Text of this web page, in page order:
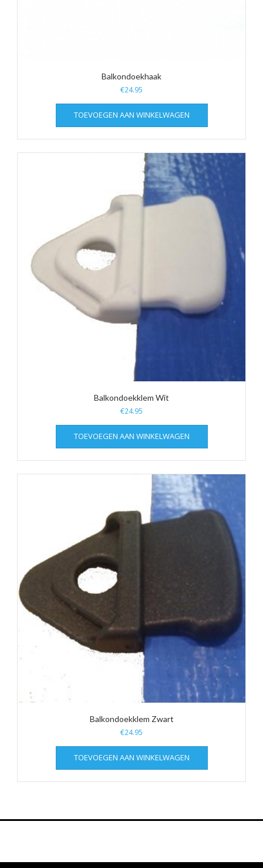
Balkondoekhaak
€24.95
TOEVOEGEN AAN WINKELWAGEN
Balkondoekklem Wit
€24.95
TOEVOEGEN AAN WINKELWAGEN
Balkondoekklem Zwart
€24.95
TOEVOEGEN AAN WINKELWAGEN